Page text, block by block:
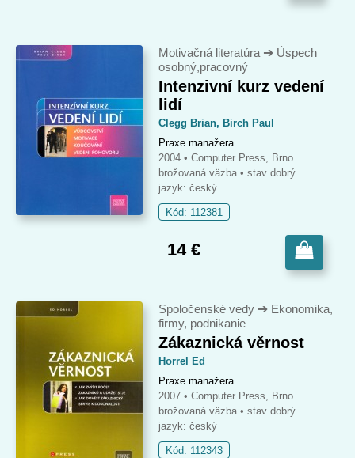
Motivačná literatúra ➔ Úspech
osobný,pracovný
Intenzivní kurz vedení
lidí
Clegg Brian, Birch Paul
Praxe manažera
2004 • Computer Press, Brno
brožovaná väzba • stav dobrý
jazyk: český
Kód: 112381
14 €
Spoločenské vedy ➔ Ekonomika,
firmy, podnikanie
Zákaznická věrnost
Horrel Ed
Praxe manažera
2007 • Computer Press, Brno
brožovaná väzba • stav dobrý
jazyk: český
Kód: 112343